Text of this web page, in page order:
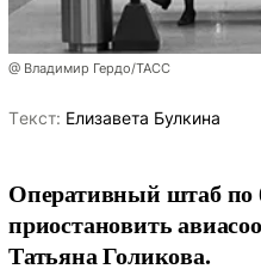
@ Владимир Гердо/ТАСС
Tекст: Елизавета Булкина
Оперативный штаб по
приостановить
Татьяна Голикова.